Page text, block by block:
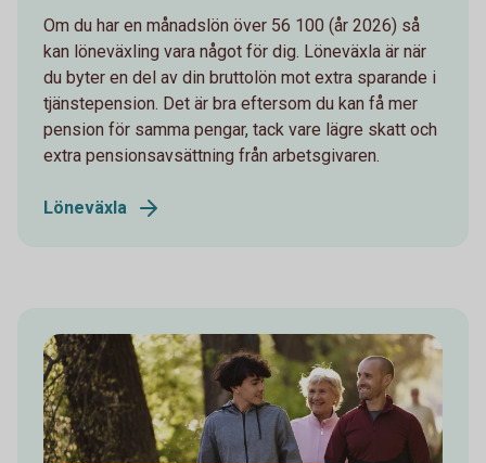
Om du har en månadslön över 56 100 (år 2026) så
kan löneväxling vara något för dig. Löneväxla är när
du byter en del av din bruttolön mot extra sparande i
tjänstepension. Det är bra eftersom du kan få mer
pension för samma pengar, tack vare lägre skatt och
extra pensionsavsättning från arbetsgivaren.
Löneväxla